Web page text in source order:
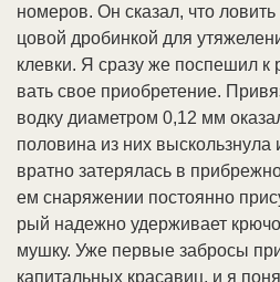
но­ме­ров. Он ска­зал, что
цо­вой дро­бин­кой для
клев­ки. Я сра­зу же по­спе­шил к
вать свое при­об­ре­те­ние.
вод­ку диа­мет­ром 0,12 мм
по­ло­ви­на из них вы­скольз­ну­ла
врат­но за­те­ря­лась в
ем сна­ря­же­нии по­сто­ян­но
рый на­деж­но удер­жи­ва­ет
муш­ку. Уже пер­вые за­бро­сы
ка­пи­таль­ных кра­са­виц, и я